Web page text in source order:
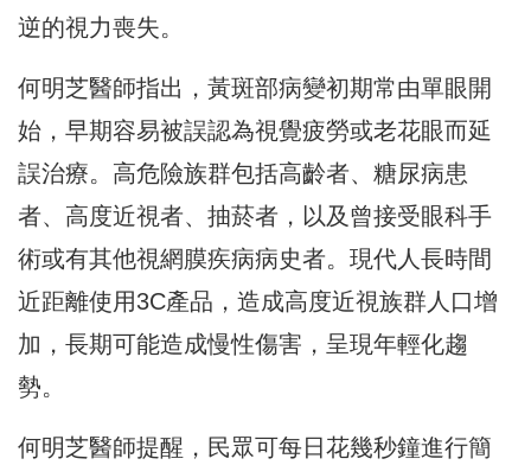
逆的視力喪失。
何明芝醫師指出，黃斑部病變初期常由單眼開
始， 早期容易被誤認為視覺疲勞或老花眼而延
誤治療。 高危險族群包括高齡者、糖尿病患
者、高度近視者、抽菸者， 以及曾接受眼科手
術或有其他視網膜疾病病史者。 現代人長時間
近距離使用3C產品，造成高度近視族群人口增
加， 長期可能造成慢性傷害，呈現年輕化趨
勢。
何明芝醫師提醒，民眾可每日花幾秒鐘進行簡